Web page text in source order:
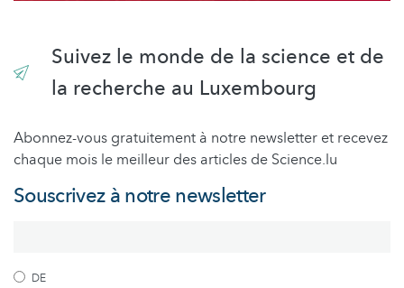
Suivez le monde de la science et de
la recherche au Luxembourg
Abonnez-vous gratuitement à notre newsletter et recevez
chaque mois le meilleur des articles de Science.lu
Souscrivez à notre newsletter
DE